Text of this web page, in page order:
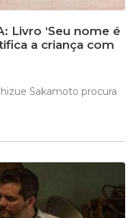
Livro ‘Seu nome é
a criança com
Sakamoto procura